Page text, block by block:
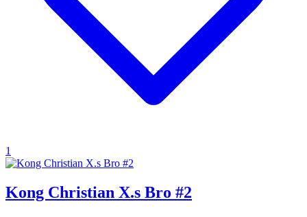
1
Kong Christian X.s Bro #2